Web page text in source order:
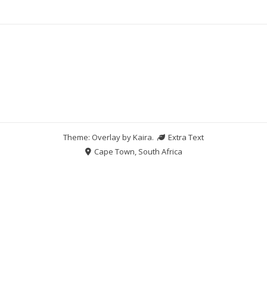
Theme: Overlay byKaira.
Extra Text
Cape Town, South Africa